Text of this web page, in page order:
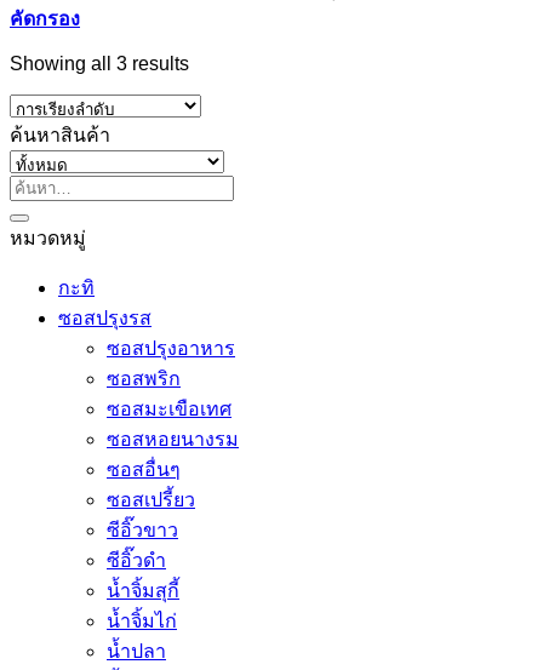
คัดกรอง
Showing all 3 results
ค้นหาสินค้า
ค้นหา:
หมวดหมู่
กะทิ
ซอสปรุงรส
ซอสปรุงอาหาร
ซอสพริก
ซอสมะเขือเทศ
ซอสหอยนางรม
ซอสอื่นๆ
ซอสเปรี้ยว
ซีอิ๊วขาว
ซีอิ๊วดำ
น้ำจิ้มสุกี้
น้ำจิ้มไก่
น้ำปลา